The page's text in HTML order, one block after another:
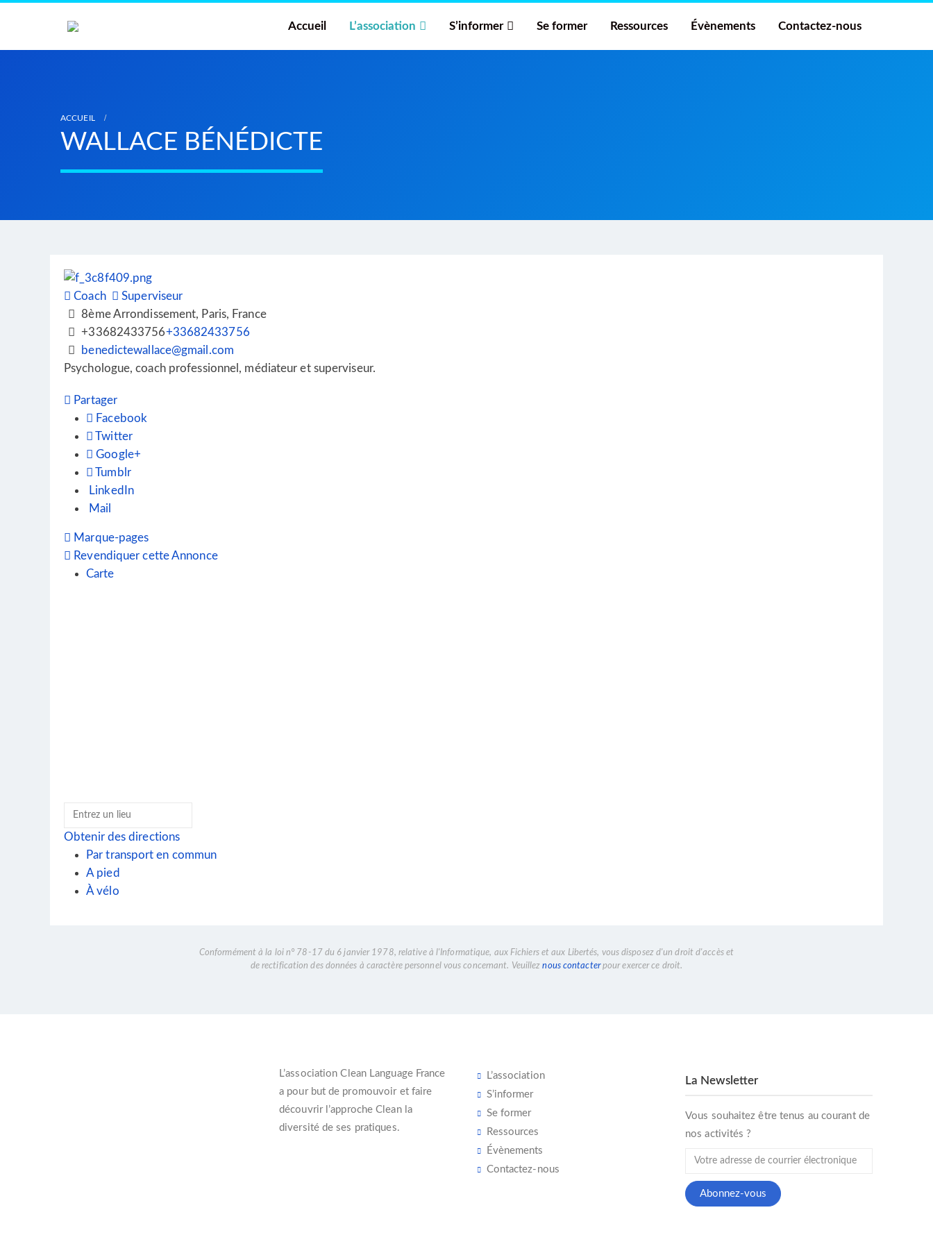
Accueil L’association S’informer Se former Ressources Évènements Contactez-nous
ACCUEIL
WALLACE BÉNÉDICTE
Coach
Superviseur
8ème Arrondissement, Paris, France
+33682433756+33682433756
benedictewallace@gmail.com
Psychologue, coach professionnel, médiateur et superviseur.
Partager
Facebook
Twitter
Google+
Tumblr
LinkedIn
Mail
Marque-pages
Revendiquer cette Annonce
Carte
Obtenir des directions
Par transport en commun
A pied
À vélo
Conformément à la loi n° 78-17 du 6 janvier 1978, relative à l'Informatique, aux Fichiers et aux Libertés, vous disposez d'un droit d'accès et
de rectification des données à caractère personnel vous concernant. Veuilleznous contacterpour exercer ce droit.
L’association Clean Language France
a pour but de promouvoir et faire
découvrir l’approche Cleanla
diversité de ses pratiques.
L’association
S’informer
Se former
Ressources
Évènements
Contactez-nous
La Newsletter
Vous souhaitez être tenus au courant de
nos activités ?